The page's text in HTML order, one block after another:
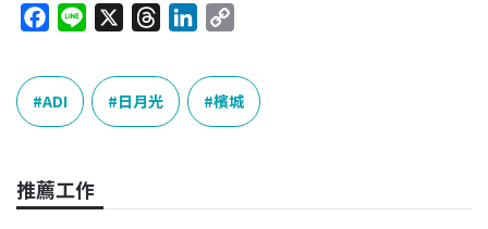
c
e
b
o
k
e
r
e
a
n
k
e
n
p
y
L
k
ADI 日月光 檳城
推薦工作